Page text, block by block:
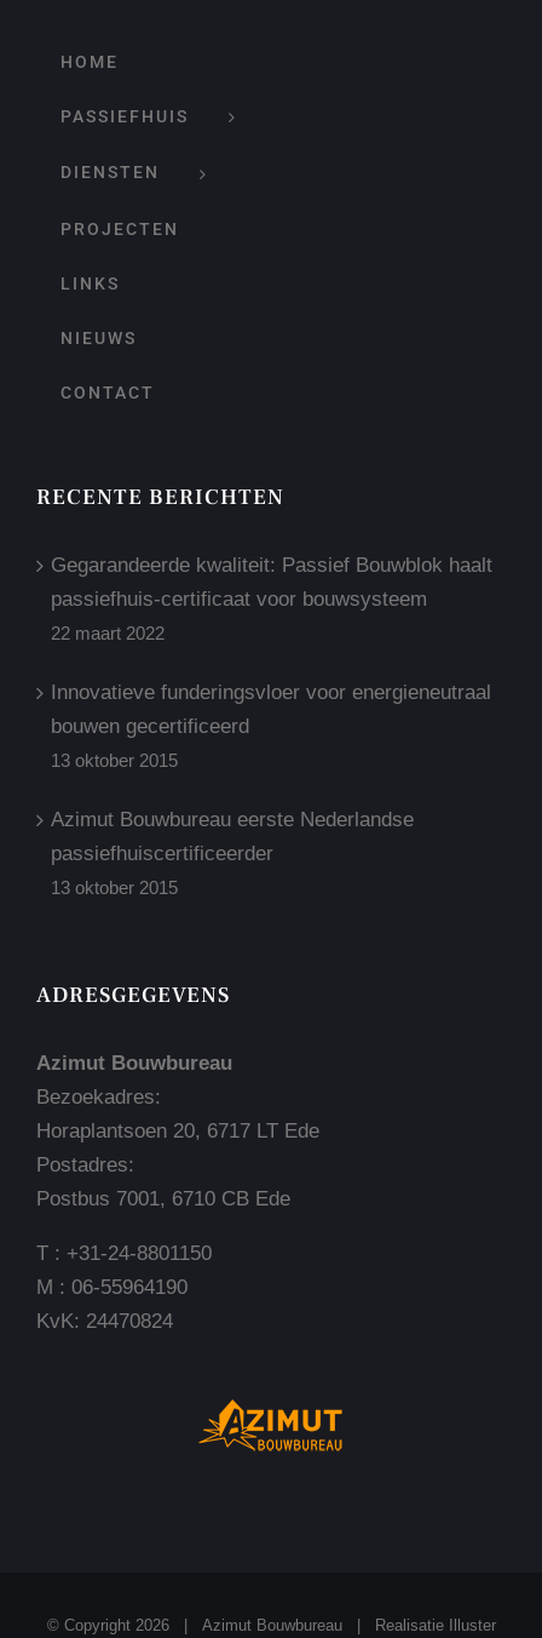
HOME
PASSIEFHUIS
DIENSTEN
PROJECTEN
LINKS
NIEUWS
CONTACT
RECENTE BERICHTEN
Gegarandeerde kwaliteit: Passief Bouwblok haalt
passiefhuis-certificaat voor bouwsysteem
22 maart 2022
Innovatieve funderingsvloer voor energieneutraal
bouwen gecertificeerd
13 oktober 2015
Azimut Bouwbureau eerste Nederlandse
passiefhuiscertificeerder
13 oktober 2015
ADRESGEGEVENS
Azimut Bouwbureau
Bezoekadres:
Horaplantsoen 20, 6717 LT Ede
Postadres:
Postbus 7001, 6710 CB Ede
T : +31-24-8801150
M : 06-55964190
KvK: 24470824
© Copyright 2026 | Azimut Bouwbureau | Realisatie Illuster